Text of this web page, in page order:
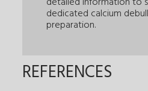
dedicated calcium
preparation.
REFERENCES